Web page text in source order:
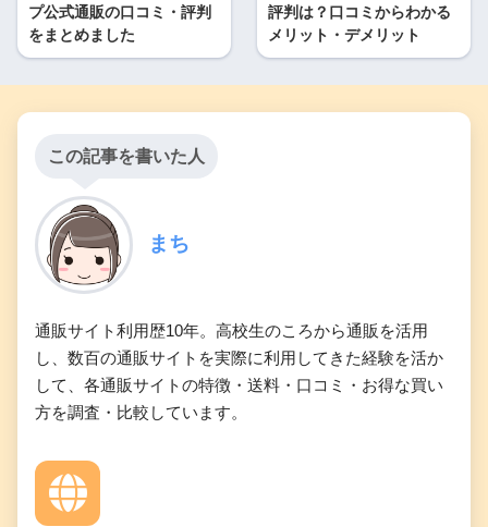
プ公式通販の口コミ・評判
をまとめました
評判は？口コミからわかる
メリット・デメリット
この記事を書いた人
まち
通販サイト利用歴10年。高校生のころから通販を活用
し、数百の通販サイトを実際に利用してきた経験を活か
して、各通販サイトの特徴・送料・口コミ・お得な買い
方を調査・比較しています。